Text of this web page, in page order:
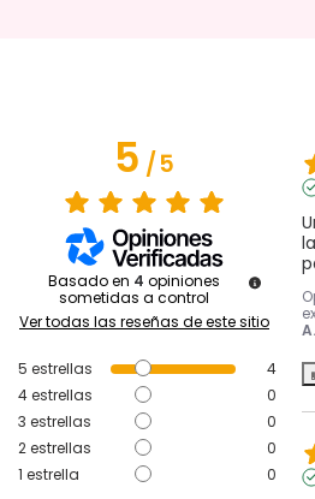
5/5
Basado en 4 opiniones
sometidas a control
Ver todas las reseñas de este sitio
5 estrellas
4
4estrellas
0
3 estrellas
0
2estrellas
0
1 estrella 0